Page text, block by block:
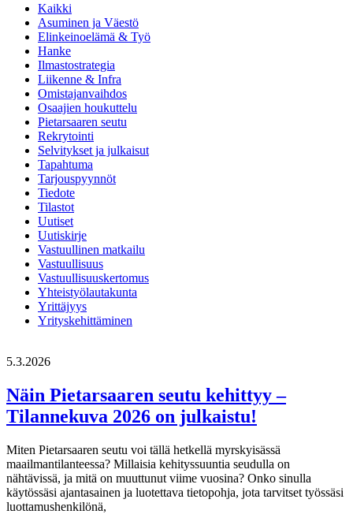
Kaikki
Asuminen ja Väestö
Elinkeinoelämä & Työ
Hanke
Ilmastostrategia
Liikenne & Infra
Omistajanvaihdos
Osaajien houkuttelu
Pietarsaaren seutu
Rekrytointi
Selvitykset ja julkaisut
Tapahtuma
Tarjouspyynnöt
Tiedote
Tilastot
Uutiset
Uutiskirje
Vastuullinen matkailu
Vastuullisuus
Vastuullisuuskertomus
Yhteistyölautakunta
Yrittäjyys
Yrityskehittäminen
5.3.2026
Näin Pietarsaaren seutu kehittyy –
Tilannekuva 2026 on julkaistu!
Miten Pietarsaaren seutu voi tällä hetkellä myrskyisässä
maailmantilanteessa? Millaisia kehityssuuntia seudulla on
nähtävissä, ja mitä on muuttunut viime vuosina? Onko sinulla
käytössäsi ajantasainen ja luotettava tietopohja, jota tarvitset työssäsi
luottamushenkilönä,